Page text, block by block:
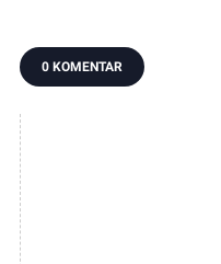
0 KOMENTAR